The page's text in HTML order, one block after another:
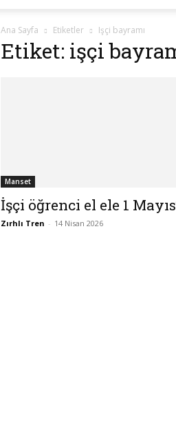
Ana Sayfa Etiketler Işçi bayramı
Etiket: işçi
Manset
İşçi öğrenci el ele 1
Zırhlı Tren - 14 Nisan 2026